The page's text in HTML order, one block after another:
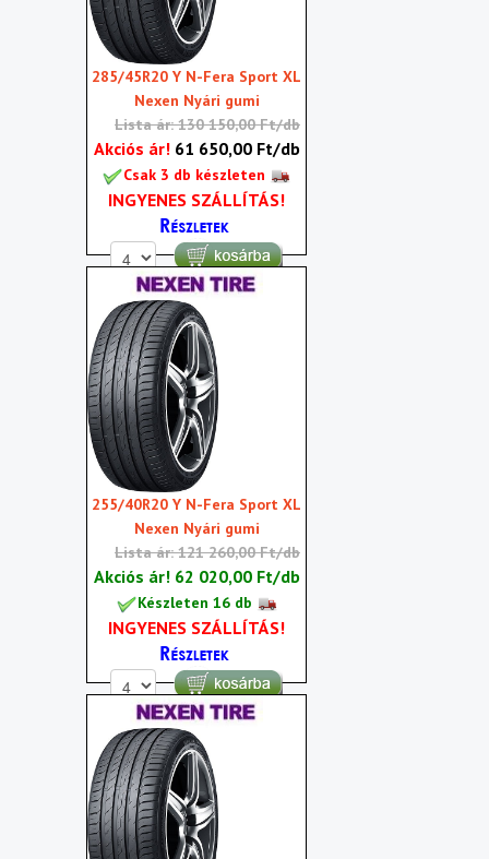
285/45R20 Y N-Fera Sport XL
Nexen Nyári gumi
Lista ár: 130 150,00 Ft/db
Akciós ár! 61 650,00 Ft/db
Csak 3 db készleten
INGYENES SZÁLLÍTÁS!
255/40R20 Y N-Fera Sport XL
Nexen Nyári gumi
Lista ár: 121 260,00 Ft/db
Akciós ár! 62 020,00 Ft/db
Készleten 16 db
INGYENES SZÁLLÍTÁS!